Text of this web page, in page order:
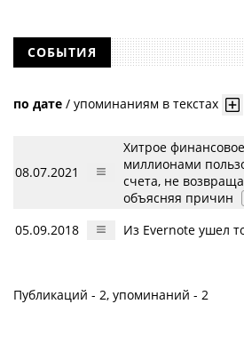
СОБЫТИЯ
по дате / упоминаниям в текстах
08.07.2021
Хитрое
миллионами
счета, не
объясняя причин
05.09.2018 Из Evernote ушел
Публикаций - 2, упоминаний - 2